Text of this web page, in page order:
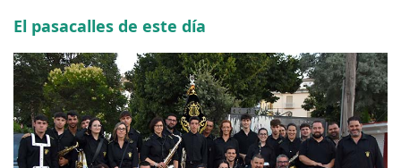
El pasacalles de este día